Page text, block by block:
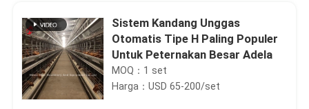
Sistem Kandang Unggas
Otomatis Tipe H Paling Populer
Untuk Peternakan Besar Adela
MOQ：1 set
Harga：USD 65-200/set